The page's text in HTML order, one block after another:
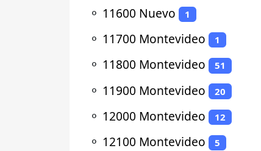
⚬ 11600 Nuevo 1
⚬ 11700 Montevideo 1
⚬ 11800 Montevideo 51
⚬ 11900 Montevideo 20
⚬ 12000 Montevideo 12
⚬ 12100 Montevideo 5